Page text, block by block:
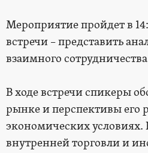
Мероприятие пройдет в
встречи – представить
взаимного
В ходе встречи спикеры
рынке и перспективы его
экономических условиях.
внутренней торговли и